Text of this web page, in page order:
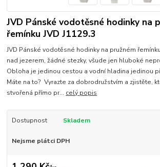
JVD Pánské vodotěsné hodinky na
řemínku JVD J1129.3
JVD Pánské vodotěsné hodinky na pružném
nad jezerem, žádné stezky, všude jen hluboké
Obloha je jedinou cestou a vodní hladina jedinou
Máte na to? Vyrazte za dobrodružstvím a zjistěte,
stvořená přímo pr... celý popis
Dostupnost Skladem
Nejsme plátci DPH